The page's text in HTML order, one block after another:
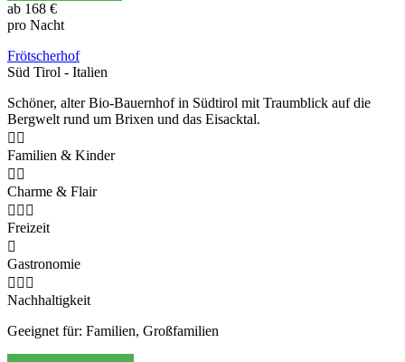
ab 168 €
pro Nacht
Frötscherhof
Süd Tirol - Italien
Schöner, alter Bio-Bauernhof in Südtirol mit Traumblick auf die
Bergwelt rund um Brixen und das Eisacktal.
 
Familien & Kinder
 
Charme & Flair
  
Freizeit

Gastronomie
  
Nachhaltigkeit
Geeignet für: Familien, Großfamilien